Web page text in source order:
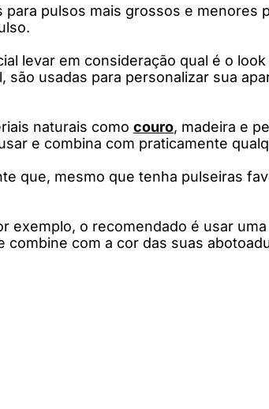
para pulsos mais grossos e
levar em consideração qual é o
são usadas para personalizar sua
naturais como couro, madeira e
e combina com praticamente
que, mesmo que tenha pulseiras
exemplo, o recomendado é usar
combine com a cor das suas